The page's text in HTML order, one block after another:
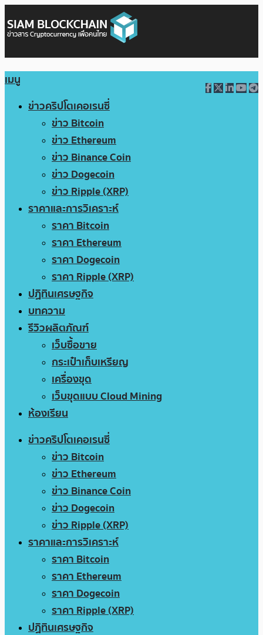
เมนู
ข่าวคริปโตเคอเรนซี่
ข่าว Bitcoin
ข่าว Ethereum
ข่าว Binance Coin
ข่าว Dogecoin
ข่าว Ripple (XRP)
ราคาและการวิเคราะห์
ราคา Bitcoin
ราคา Ethereum
ราคา Dogecoin
ราคา Ripple (XRP)
ปฏิทินเศรษฐกิจ
บทความ
รีวิวผลิตภัณฑ์
เว็บซื้อขาย
กระเป๋าเก็บเหรียญ
เครื่องขุด
เว็บขุดแบบ Cloud Mining
ห้องเรียน
ข่าวคริปโตเคอเรนซี่
ข่าว Bitcoin
ข่าว Ethereum
ข่าว Binance Coin
ข่าว Dogecoin
ข่าว Ripple (XRP)
ราคาและการวิเคราะห์
ราคา Bitcoin
ราคา Ethereum
ราคา Dogecoin
ราคา Ripple (XRP)
ปฏิทินเศรษฐกิจ